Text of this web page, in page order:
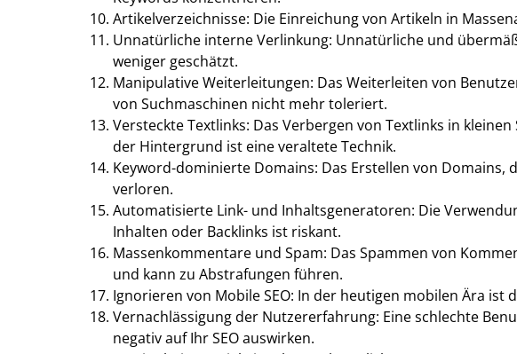
Artikelverzeichnisse: Die Einreichung von Artikeln in
Unnatürliche interne Verlinkung: Unnatürliche und
weniger geschätzt.
Manipulative Weiterleitungen: Das Weiterleiten von
von Suchmaschinen nicht mehr toleriert.
Versteckte Textlinks: Das Verbergen von Textlinks in
der Hintergrund ist eine veraltete Technik.
Keyword-dominierte Domains: Das Erstellen von Domains,
verloren.
Automatisierte Link- und Inhaltsgeneratoren: Die
Inhalten oder Backlinks ist riskant.
Massenkommentare und Spam: Das Spammen von
und kann zu Abstrafungen führen.
Ignorieren von Mobile SEO: In der heutigen mobilen Ära
Vernachlässigung der Nutzererfahrung: Eine schlechte
negativ auf Ihr SEO auswirken.